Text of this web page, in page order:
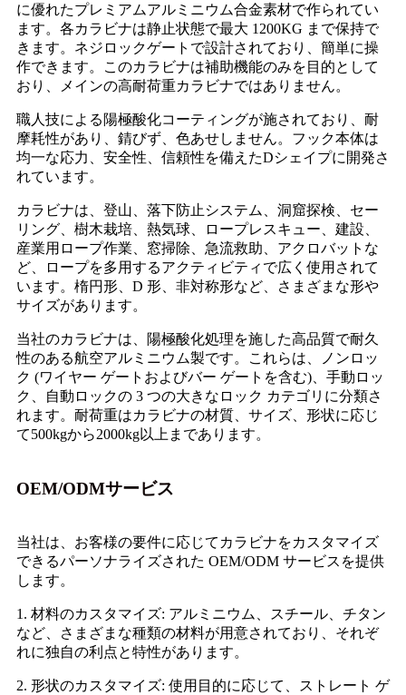
に優れたプレミアムアルミニウム合金素材で作られてい
ます。各カラビナは静止状態で最大 1200KG まで保持で
きます。ネジロックゲートで設計されており、簡単に操
作できます。このカラビナは補助機能のみを目的として
おり、メインの高耐荷重カラビナではありません。
職人技による陽極酸化コーティングが施されており、耐
摩耗性があり、錆びず、色あせしません。フック本体は
均一な応力、安全性、信頼性を備えたDシェイプに開発さ
れています。
カラビナは、登山、落下防止システム、洞窟探検、セー
リング、樹木栽培、熱気球、ロープレスキュー、建設、
産業用ロープ作業、窓掃除、急流救助、アクロバットな
ど、ロープを多用するアクティビティで広く使用されて
います。楕円形、D 形、非対称形など、さまざまな形や
サイズがあります。
当社のカラビナは、陽極酸化処理を施した高品質で耐久
性のある航空アルミニウム製です。これらは、ノンロッ
ク (ワイヤー ゲートおよびバー ゲートを含む)、手動ロッ
ク、自動ロックの 3 つの大きなロック カテゴリに分類さ
れます。耐荷重はカラビナの材質、サイズ、形状に応じ
て500kgから2000kg以上まであります。
OEM/ODMサービス
当社は、お客様の要件に応じてカラビナをカスタマイズ
できるパーソナライズされた OEM/ODM サービスを提供
します。
1. 材料のカスタマイズ: アルミニウム、スチール、チタン
など、さまざまな種類の材料が用意されており、それぞ
れに独自の利点と特性があります。
2. 形状のカスタマイズ: 使用目的に応じて、ストレート ゲ